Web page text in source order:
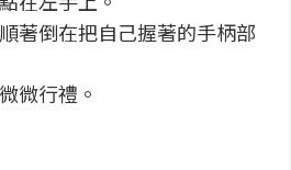
著倒在把自己握著的手柄部
微行禮。